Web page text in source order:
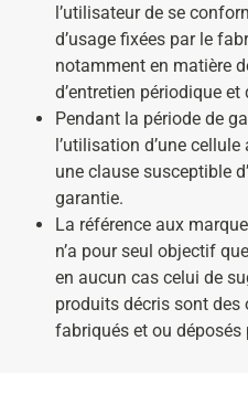
l’utilisateur de se
d’usage fixées par le
notamment en matière
d’entretien périodique
Pendant la période de
l’utilisation d’une
une clause susceptible
garantie.
La référence aux
n’a pour seul objectif
en aucun cas celui de
produits décris sont des
fabriqués et ou